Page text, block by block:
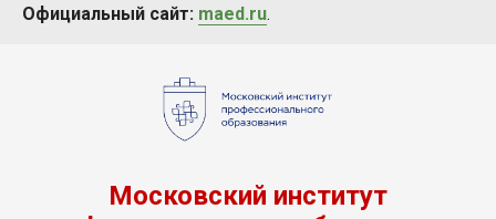
Официальный сайт: maed.ru.
Московский институт